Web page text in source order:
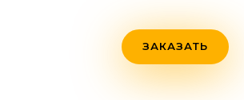
ЗАКАЗАТЬ